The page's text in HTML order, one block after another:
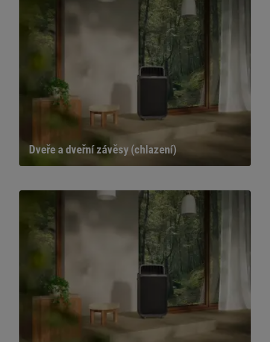
Dveře a dveřní závěsy (chlazení)